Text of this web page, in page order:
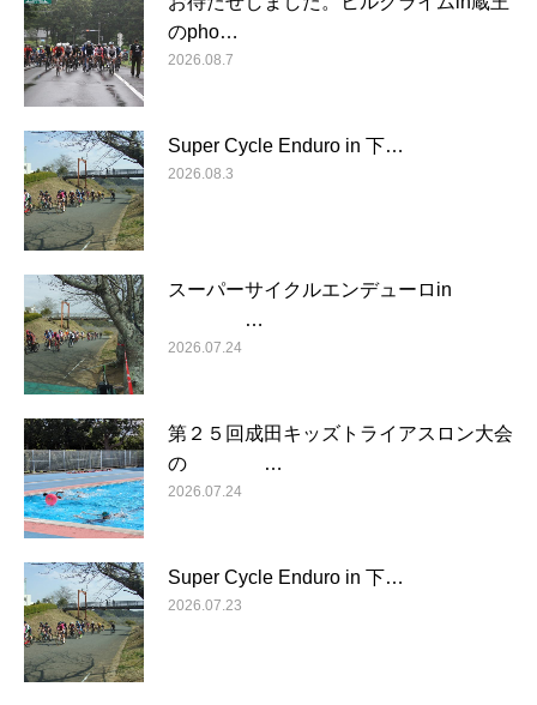
のpho…
2026.08.7
Super Cycle Enduro in 下…
2026.08.3
スーパーサイクルエンデューロin
…
2026.07.24
第２５回成田キッズトライアスロン大会
の …
2026.07.24
Super Cycle Enduro in 下…
2026.07.23